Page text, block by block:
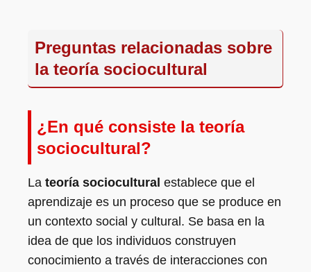
Preguntas relacionadas sobre
la teoría sociocultural
¿En qué consiste la teoría
sociocultural?
La teoría sociocultural establece que el
aprendizaje es un proceso que se produce en
un contexto social y cultural. Se basa en la
idea de que los individuos construyen
conocimiento a través de interacciones con